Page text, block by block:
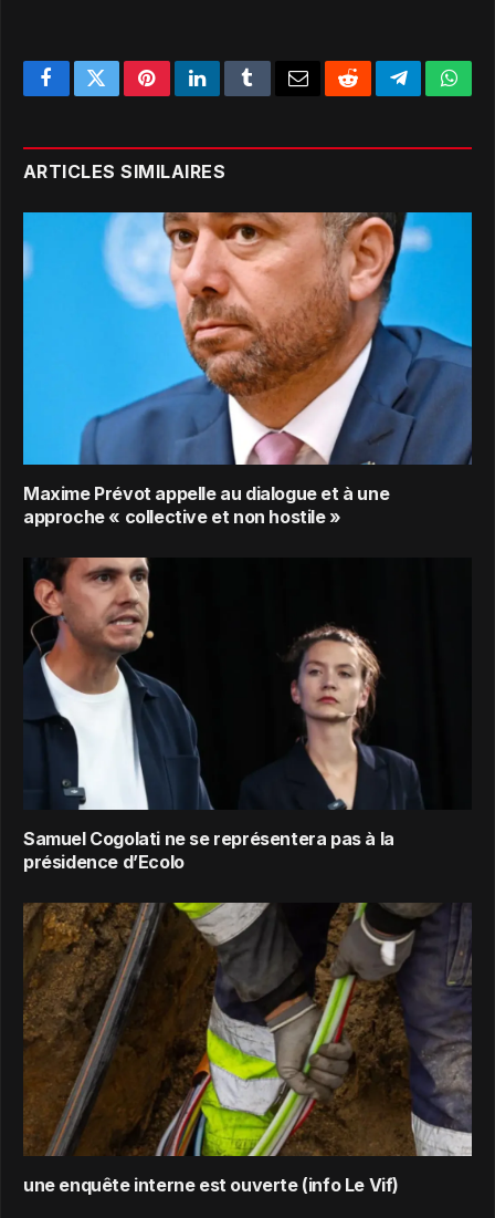
FacebookTwitterPinterestLinkedInTumblrEmailRedditTelegram
ARTICLES SIMILAIRES
Maxime Prévot appelle au dialogue et à une
approche « collective et non hostile »
Samuel Cogolati ne se représentera pas à la
présidence d’Ecolo
une enquête interne est ouverte (info Le Vif)